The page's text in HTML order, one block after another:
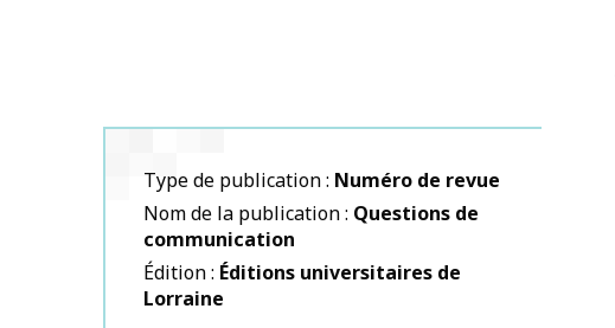
Type de publication Numéro de revue
Nom de la publication Questions de
communication
Édition Éditions universitaires de
Lorraine